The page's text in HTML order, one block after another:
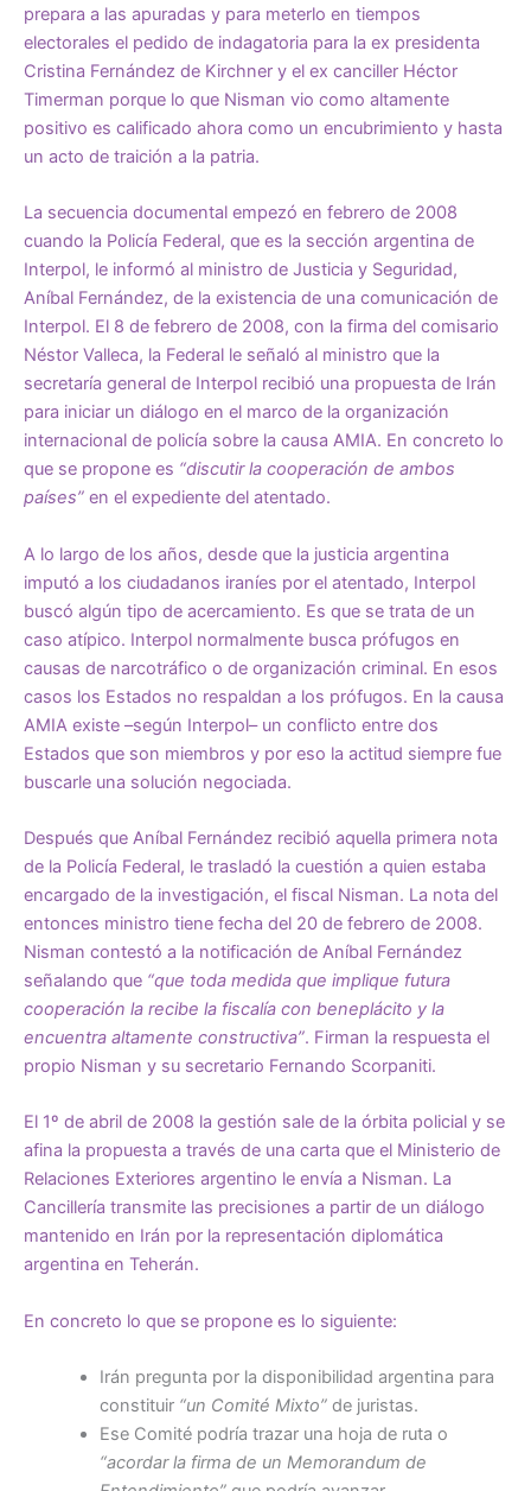
prepara a las apuradas y para meterlo en tiempos
electorales el pedido de indagatoria para la ex presidenta
Cristina Fernández de Kirchner y el ex canciller Héctor
Timerman porque lo que Nisman vio como altamente
positivo es calificado ahora como un encubrimiento y hasta
un acto de traición a la patria.
La secuencia documental empezó en febrero de 2008
cuando la Policía Federal, que es la sección argentina de
Interpol, le informó al ministro de Justicia y Seguridad,
Aníbal Fernández, de la existencia de una comunicación de
Interpol. El 8 de febrero de 2008, con la firma del comisario
Néstor Valleca, la Federal le señaló al ministro que la
secretaría general de Interpol recibió una propuesta de Irán
para iniciar un diálogo en el marco de la organización
internacional de policía sobre la causa AMIA. En concreto lo
que se propone es “discutir la cooperación de ambos
países” en el expediente del atentado.
A lo largo de los años, desde que la justicia argentina
imputó a los ciudadanos iraníes por el atentado, Interpol
buscó algún tipo de acercamiento. Es que se trata de un
caso atípico. Interpol normalmente busca prófugos en
causas de narcotráfico o de organización criminal. En esos
casos los Estados no respaldan a los prófugos. En la causa
AMIA existe –según Interpol– un conflicto entre dos
Estados que son miembros y por eso la actitud siempre fue
buscarle una solución negociada.
Después que Aníbal Fernández recibió aquella primera nota
de la Policía Federal, le trasladó la cuestión a quien estaba
encargado de la investigación, el fiscal Nisman. La nota del
entonces ministro tiene fecha del 20 de febrero de 2008.
Nisman contestó a la notificación de Aníbal Fernández
señalando que “que toda medida que implique futura
cooperación la recibe la fiscalía con beneplácito y la
encuentra altamente constructiva”. Firman la respuesta el
propio Nisman y su secretario Fernando Scorpaniti.
El 1º de abril de 2008 la gestión sale de la órbita policial y se
afina la propuesta a través de una carta que el Ministerio de
Relaciones Exteriores argentino le envía a Nisman. La
Cancillería transmite las precisiones a partir de un diálogo
mantenido en Irán por la representación diplomática
argentina en Teherán.
En concreto lo que se propone es lo siguiente:
Irán pregunta por la disponibilidad argentina para
constituir “un Comité Mixto”de juristas.
Ese Comité podría trazar una hoja de ruta o
“acordar la firma de un Memorandum de